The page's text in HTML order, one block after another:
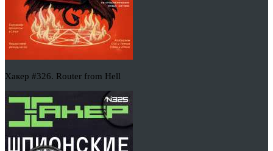
Хакер #326. Router from Hell